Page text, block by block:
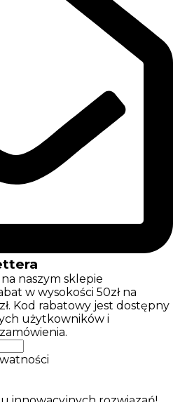
naszym sklepie
w wysokości 50zł na
Kod rabatowy jest dostępny
użytkowników i